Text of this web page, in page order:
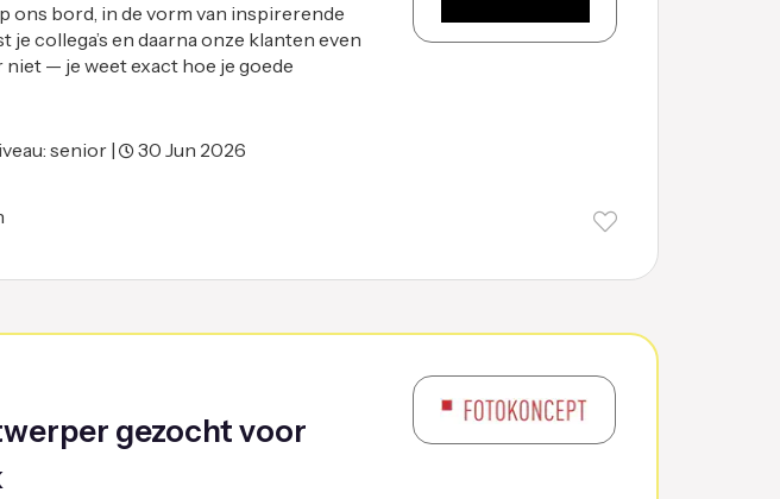
ons bord, in de vorm van inspirerende
je collega’s en daarna onze klanten even
— je weet exact hoe je goede
senior | 30 Jun 2026
gezocht voor